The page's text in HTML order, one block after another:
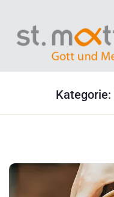
Kategorie: